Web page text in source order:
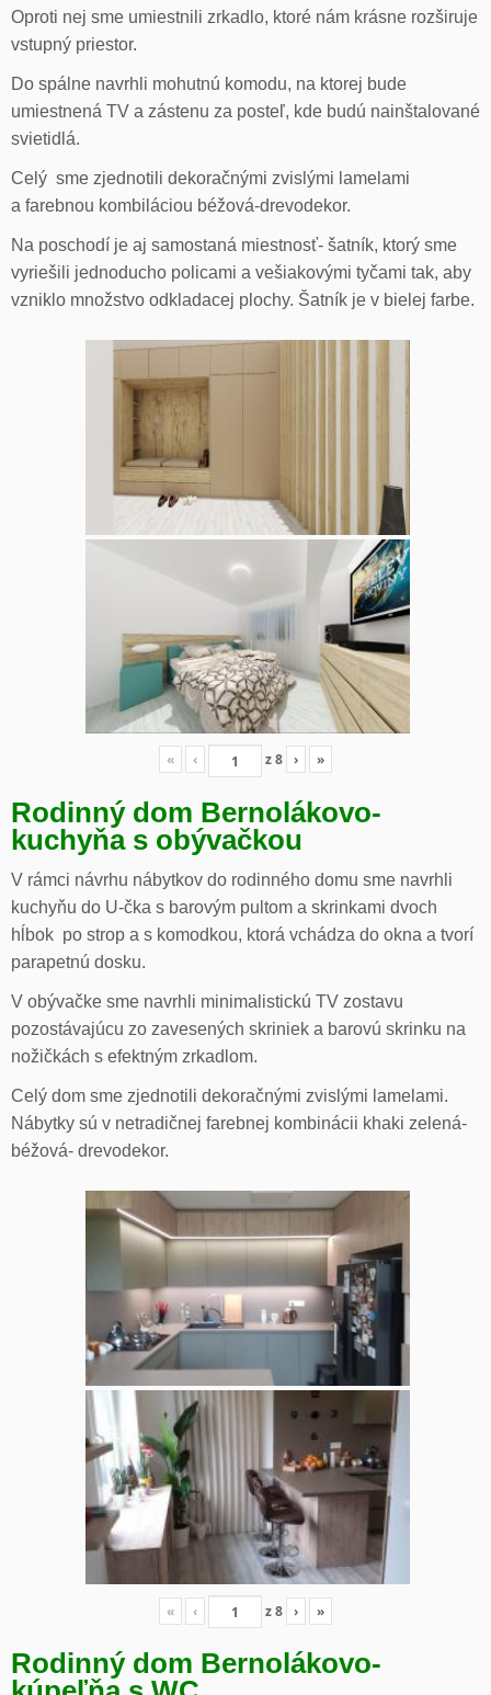
Oproti nej sme umiestnili zrkadlo, ktoré nám krásne rozširuje
vstupný priestor.
Do spálne navrhli mohutnú komodu, na ktorej bude
umiestnená TV a zástenu za posteľ, kde budú nainštalované
svietidlá.
Celý sme zjednotili dekoračnými zvislými lamelami
a farebnou kombiláciou béžová-drevodekor.
Na poschodí je aj samostaná miestnosť- šatník, ktorý sme
vyriešili jednoducho policami a vešiakovými tyčami tak, aby
vzniklo množstvo odkladacej plochy. Šatník je v bielej farbe.
« ‹ z8 › »
Rodinný dom Bernolákovo-
kuchyňa s obývačkou
V rámci návrhu nábytkov do rodinného domu sme navrhli
kuchyňu do U-čka s barovým pultom a skrinkami dvoch
hĺbok po strop a s komodkou, ktorá vchádza do okna a tvorí
parapetnú dosku.
V obývačke sme navrhli minimalistickú TV zostavu
pozostávajúcu zo zavesených skriniek a barovú skrinku na
nožičkách s efektným zrkadlom.
Celý dom sme zjednotili dekoračnými zvislými lamelami.
Nábytky sú v netradičnej farebnej kombinácii khaki zelená-
béžová- drevodekor.
« ‹ z8 › »
Rodinný dom Bernolákovo-